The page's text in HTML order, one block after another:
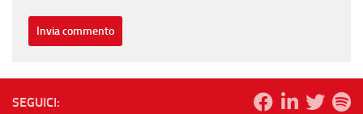
SEGUICI: